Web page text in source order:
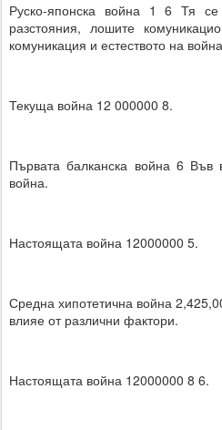
Руско-японска война 1 6 Тя се
разстояния, лошите
комуникация и естеството на
Текуща война 12 000000 8.
Първата балканска война 6
война.
Настоящата война 12000000 5.
Средна хипотетична война
влияе от различни фактори.
Настоящата война 12000000 8 6.